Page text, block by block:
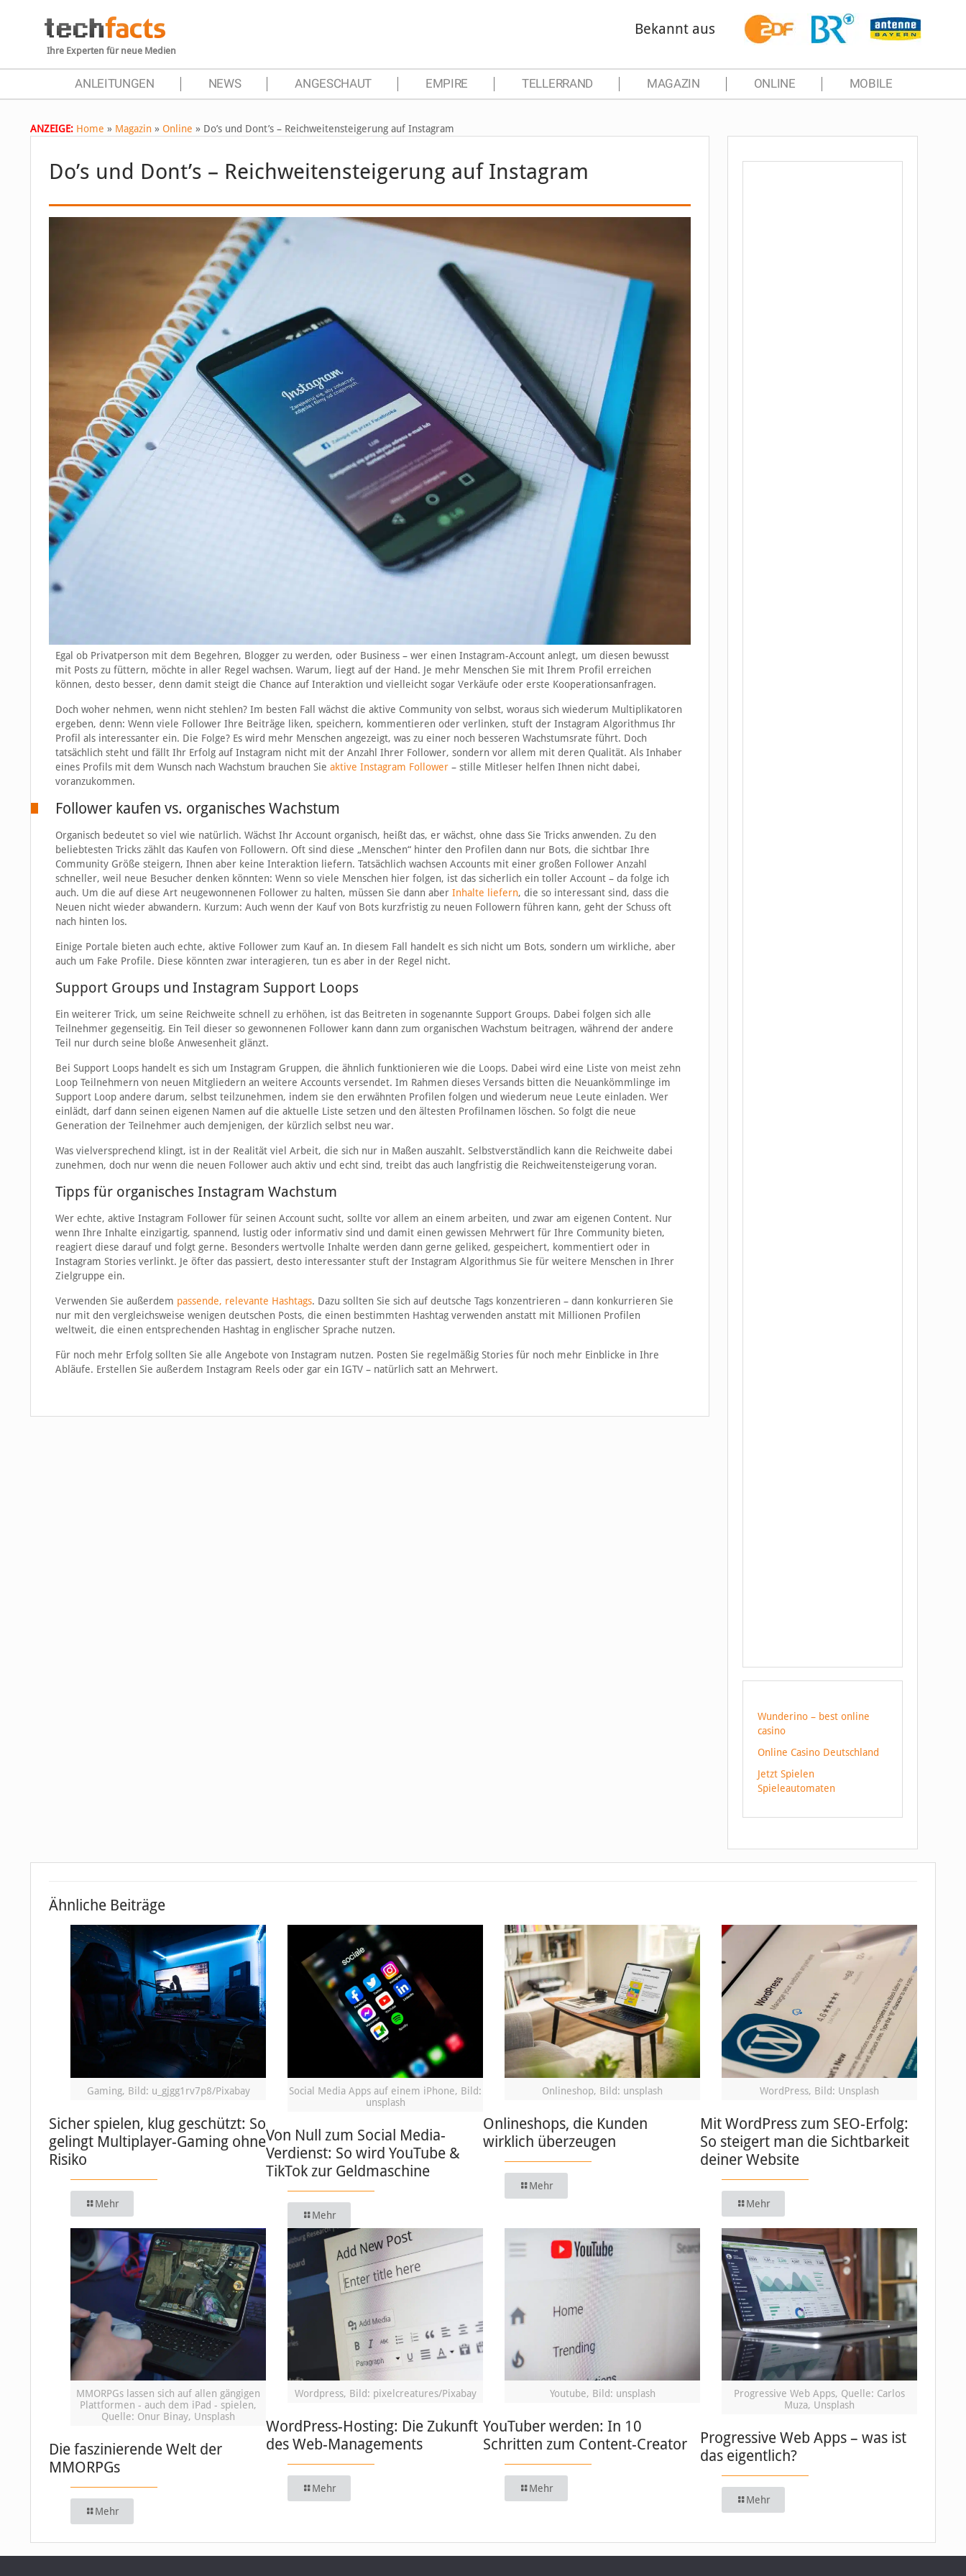
Ihre Experten für neue Medien
Bekannt aus
ANLEITUNGEN NEWS ANGESCHAUT EMPIRE TELLERRAND MAGAZIN ONLINE MOBILE
ANZEIGE: Home » Magazin » Online » Do’s und Dont’s – Reichweitensteigerung auf Instagram
Do’s und Dont’s – Reichweitensteigerung auf Instagram
Egal ob Privatperson mit dem Begehren, Blogger zu werden, oder Business – wer einen Instagram-Account anlegt, um diesen bewusst
mit Posts zu füttern, möchte in aller Regel wachsen. Warum, liegt auf der Hand. Je mehr Menschen Sie mit Ihrem Profil erreichen
können, desto besser, denn damit steigt die Chance auf Interaktion und vielleicht sogar Verkäufe oder erste Kooperationsanfragen.
Doch woher nehmen, wenn nicht stehlen? Im besten Fall wächst die aktive Community von selbst, woraus sich wiederum Multiplikatoren
ergeben, denn: Wenn viele Follower Ihre Beiträge liken, speichern, kommentieren oder verlinken, stuft der Instagram Algorithmus Ihr
Profil als interessanter ein. Die Folge? Es wird mehr Menschen angezeigt, was zu einer noch besseren Wachstumsrate führt. Doch
tatsächlich steht und fällt Ihr Erfolg auf Instagram nicht mit der Anzahl Ihrer Follower, sondern vor allem mit deren Qualität. Als Inhaber
eines Profils mit dem Wunsch nach Wachstum brauchen Sie aktive Instagram Follower– stille Mitleser helfen Ihnen nicht dabei,
voranzukommen.
Follower kaufen vs. organisches Wachstum
Organisch bedeutet so viel wie natürlich. Wächst Ihr Account organisch, heißt das, er wächst, ohne dass Sie Tricks anwenden. Zu den
beliebtesten Tricks zählt das Kaufen von Followern. Oft sind diese „Menschen“ hinter den Profilen dann nur Bots, die sichtbar Ihre
Community Größe steigern, Ihnen aber keine Interaktion liefern. Tatsächlich wachsen Accounts mit einer großen Follower Anzahl
schneller, weil neue Besucher denken könnten: Wenn so viele Menschen hier folgen, ist das sicherlich ein toller Account – da folge ich
auch. Um die auf diese Art neugewonnenen Follower zu halten, müssen Sie dann aber Inhalte liefern, die so interessant sind, dass die
Neuen nicht wieder abwandern. Kurzum: Auch wenn der Kauf von Bots kurzfristig zu neuen Followern führen kann, geht der Schuss oft
nach hinten los.
Einige Portale bieten auch echte, aktive Follower zum Kauf an. In diesem Fall handelt es sich nicht um Bots, sondern um wirkliche, aber
auch um Fake Profile. Diese könnten zwar interagieren, tun es aber in der Regel nicht.
Support Groups und Instagram Support Loops
Ein weiterer Trick, um seine Reichweite schnell zu erhöhen, ist das Beitreten in sogenannte Support Groups. Dabei folgen sich alle
Teilnehmer gegenseitig. Ein Teil dieser so gewonnenen Follower kann dann zum organischen Wachstum beitragen, während der andere
Teil nur durch seine bloße Anwesenheit glänzt.
Bei Support Loops handelt es sich um Instagram Gruppen, die ähnlich funktionieren wie die Loops. Dabei wird eine Liste von meist zehn
Loop Teilnehmern von neuen Mitgliedern an weitere Accounts versendet. Im Rahmen dieses Versands bitten die Neuankömmlinge im
Support Loop andere darum, selbst teilzunehmen, indem sie den erwähnten Profilen folgen und wiederum neue Leute einladen. Wer
einlädt, darf dann seinen eigenen Namen auf die aktuelle Liste setzen und den ältesten Profilnamen löschen. So folgt die neue
Generation der Teilnehmer auch demjenigen, der kürzlich selbst neu war.
Was vielversprechend klingt, ist in der Realität viel Arbeit, die sich nur in Maßen auszahlt. Selbstverständlich kann die Reichweite dabei
zunehmen, doch nur wenn die neuen Follower auch aktiv und echt sind, treibt das auch langfristig die Reichweitensteigerung voran.
Tipps für organisches Instagram Wachstum
Wer echte, aktive Instagram Follower für seinen Account sucht, sollte vor allem an einem arbeiten, und zwar am eigenen Content. Nur
wenn Ihre Inhalte einzigartig, spannend, lustig oder informativ sind und damit einen gewissen Mehrwert für Ihre Community bieten,
reagiert diese darauf und folgt gerne. Besonders wertvolle Inhalte werden dann gerne geliked, gespeichert, kommentiert oder in
Instagram Stories verlinkt. Je öfter das passiert, desto interessanter stuft der Instagram Algorithmus Sie für weitere Menschen in Ihrer
Zielgruppe ein.
Verwenden Sie außerdem passende, relevante Hashtags. Dazu sollten Sie sich auf deutsche Tags konzentrieren – dann konkurrieren Sie
nur mit den vergleichsweise wenigen deutschen Posts, die einen bestimmten Hashtag verwenden anstatt mit Millionen Profilen
weltweit, die einen entsprechenden Hashtag in englischer Sprache nutzen.
Für noch mehr Erfolg sollten Sie alle Angebote von Instagram nutzen. Posten Sie regelmäßig Stories für noch mehr Einblicke in Ihre
Abläufe. Erstellen Sie außerdem Instagram Reels oder gar ein IGTV – natürlich satt an Mehrwert.
Wunderino – best online
casino
Online Casino Deutschland
Jetzt Spielen
Spieleautomaten
Ähnliche Beiträge
Gaming, Bild: u_gjgg1rv7p8/Pixabay
Sicher spielen, klug geschützt: So
gelingt Multiplayer-Gaming ohne
Risiko
Mehr
Social Media Apps auf einem iPhone, Bild:
unsplash
Von Null zum Social Media-
Verdienst: So wird YouTube &
TikTok zur Geldmaschine
Mehr
Onlineshop, Bild: unsplash
Onlineshops, die Kunden
wirklich überzeugen
Mehr
WordPress, Bild: Unsplash
Mit WordPress zum SEO-Erfolg:
So steigert man die Sichtbarkeit
deiner Website
Mehr
MMORPGs lassen sich auf allen gängigen
Plattformen - auch dem iPad - spielen,
Quelle: Onur Binay, Unsplash
Die faszinierende Welt der
MMORPGs
Mehr
Wordpress, Bild: pixelcreatures/Pixabay
WordPress-Hosting: Die Zukunft
des Web-Managements
Mehr
Youtube, Bild: unsplash
YouTuber werden: In 10
Schritten zum Content-Creator
Mehr
Progressive Web Apps, Quelle: Carlos
Muza, Unsplash
Progressive Web Apps – was ist
das eigentlich?
Mehr